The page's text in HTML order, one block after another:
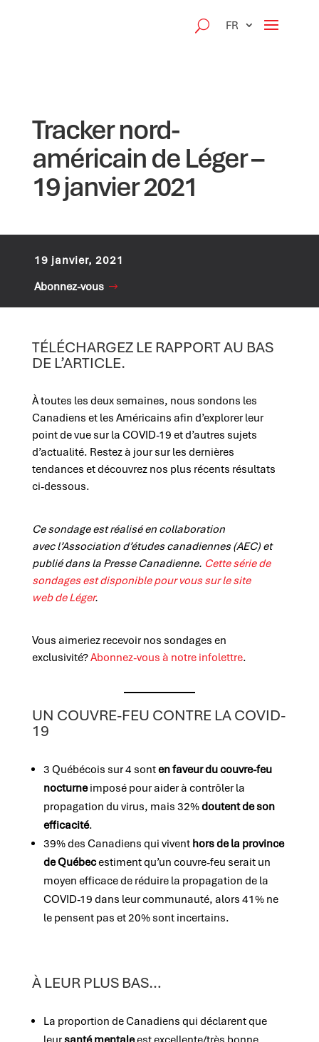
FR
Tracker nord-
américain de Léger –
19 janvier 2021
19 janvier, 2021
Abonnez-vous
TÉLÉCHARGEZ LE RAPPORT AU BAS
DE L’ARTICLE.
À toutes les deux semaines, nous sondons les
Canadiens et les Américains afin d’explorer leur
point de vue sur la COVID-19 et d’autres sujets
d’actualité. Restez à jour sur les dernières
tendances et découvrez nos plus récents résultats
ci-dessous.
Ce sondage est réalisé en collaboration
avec l’Association d’études canadiennes (AEC) et
publié dans la Presse Canadienne. Cette série de
sondages est disponible pour vous sur le site
web de Léger.
Vous aimeriez recevoir nos sondages en
exclusivité?Abonnez-vous à notre infolettre.
UN COUVRE-FEU CONTRE LA COVID-
19
3 Québécois sur 4 sonten faveur du couvre-feu
nocturneimposé pour aider à contrôler la
propagation du virus, mais 32%doutent de son
efficacité.
39% des Canadiens qui vivent hors de la province
de Québecestiment qu’un couvre-feu serait un
moyen efficace de réduire la propagation de la
COVID-19 dans leur communauté, alors 41% ne
le pensent pas et 20% sont incertains.
À LEUR PLUS BAS…
La proportion de Canadiens qui déclarent que